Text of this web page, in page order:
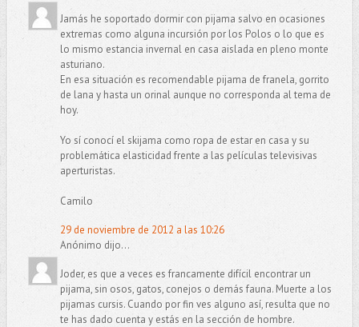
Jamás he soportado dormir con pijama salvo en ocasiones
extremas como alguna incursión por los Polos o lo que es
lo mismo estancia invernal en casa aislada en pleno monte
asturiano.
En esa situación es recomendable pijama de franela, gorrito
de lana y hasta un orinal aunque no corresponda al tema de
hoy.
Yo sí conocí el skijama como ropa de estar en casa y su
problemática elasticidad frente a las películas televisivas
aperturistas.
Camilo
29 de noviembre de 2012 a las 10:26
Anónimo dijo...
Joder, es que a veces es francamente difícil encontrar un
pijama, sin osos, gatos, conejos o demás fauna. Muerte a los
pijamas cursis. Cuando por fin ves alguno así, resulta que no
te has dado cuenta y estás en la sección de hombre.